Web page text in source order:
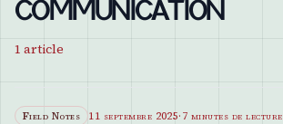
COMMUNICATION
1 article
Field Notes 11 septembre 2025·7 minutes de lecture